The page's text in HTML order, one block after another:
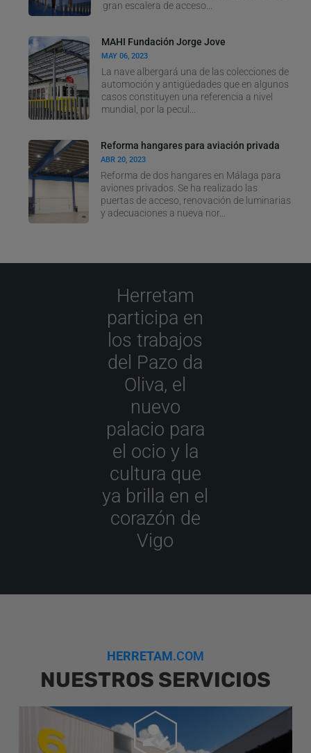
gran escalera de acceso...
MAHI Fundación Jorge Jove
MAY 06, 2023
La nave albergará una de las colecciones de
automoción y antigüedades que en algunos
casos constituyen una referencia a nivel
mundial, por la pecul...
Reforma hangares para aviación privada
ABR 20, 2023
Reforma de dos hangares en Málaga para
aviones privados. Se ha realizado las
puertas de acceso, renovación de luminarias
y adecuaciones a nueva nor...
Herretam
participa en
los trabajos
del Pazo da
Oliva, el
nuevo
palacio para
el ocio y la
cultura que
ya brilla en el
corazón de
Vigo​
HERRETAM.COM
NUESTROS SERVICIOS